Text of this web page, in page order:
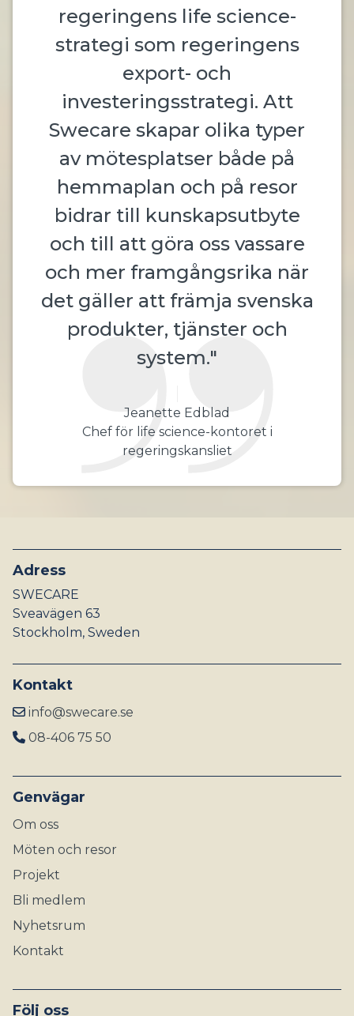
regeringens life science-
strategi som regeringens
export- och
investeringsstrategi. Att
Swecare skapar olika typer
av mötesplatser både på
hemmaplan och på resor
bidrar till kunskapsutbyte
och till att göra oss vassare
och mer framgångsrika när
det gäller att främja svenska
produkter, tjänster och
system."
Jeanette Edblad
Chef för life science-kontoret i
regeringskansliet
Adress
SWECARE
Sveavägen 63
Stockholm, Sweden
Kontakt
info@swecare.se
08-406 75 50
Genvägar
Om oss
Möten och resor
Projekt
Bli medlem
Nyhetsrum
Kontakt
Följ oss